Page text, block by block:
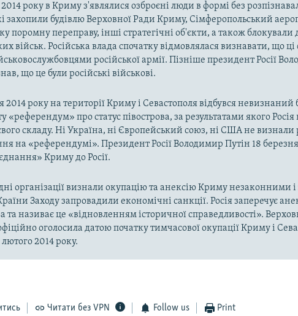
року в Криму з'являлися озброєні люди в формі без
захопили будівлю Верховної Ради Криму, Сімферопольський
поромну переправу, інші стратегічні об'єкти, а також блокували
військ. Російська влада спочатку відмовлялася визнавати, що ці
російської армії. Пізніше президент Росії
що це були російські військові.
2014 року на території Криму і Севастополя відбувся невизнаний
«референдум» про статус півострова, за результатами якого
складу. Ні Україна, ні Європейський союз, ні США не визнали
на «референдумі». Президент Росії Володимир Путін 18
Криму до Росії.
організації визнали окупацію та анексію Криму незаконними і
Країни Заходу запровадили економічні санкції. Росія заперечує
та називає це «відновленням історичної справедливості».
оголосила датою початку тимчасової окупації Криму і
2014 року.
Читати без VPN Follow us Print